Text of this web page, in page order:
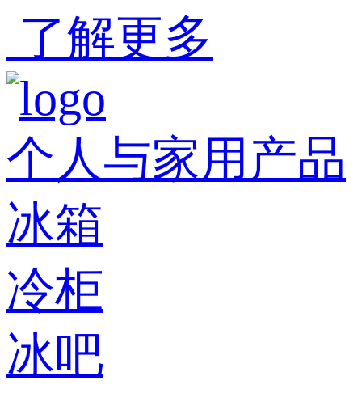
了解更多
个人与家用产品
冰箱
冷柜
冰吧